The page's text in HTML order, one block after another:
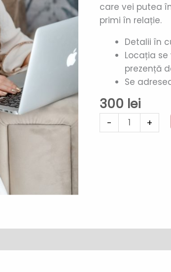
care vei putea
primi în relație.
Detalii în
Locația
prezență
Se
300 lei
- +